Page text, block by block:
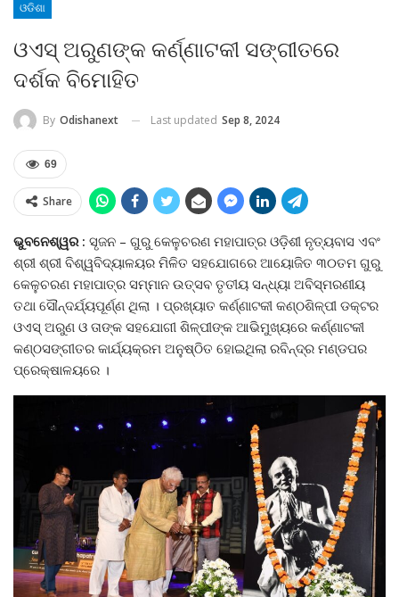
ଓଡିଶା
ଓଏସ୍‍ ଅରୁଣଙ୍କ କର୍ଣ୍ଣାଟକୀ ସଙ୍ଗୀତରେ
ଦର୍ଶକ ବିମୋହିତ
By Odishanext Last updated Sep 8, 2024
69
Share
ଭୁବନେଶ୍ୱର : ସୃଜନ – ଗୁରୁ କେଳୁଚରଣ ମହାପାତ୍ର ଓଡ଼ିଶୀ ନୃତ୍ୟବାସ ଏବଂ
ଶ୍ରୀ ଶ୍ରୀ ବିଶ୍ୱବିଦ୍ୟାଳୟର ମିଳିତ ସହଯୋଗରେ ଆୟୋଜିତ ୩୦ତମ ଗୁରୁ
କେଳୁଚରଣ ମହାପାତ୍ର ସମ୍ମାନ ଉତ୍ସବ ତୃତୀୟ ସନ୍ଧ୍ୟା ଅବିସ୍ମରଣୀୟ
ତଥା ସୌନ୍ଦର୍ଯ୍ୟପୂର୍ଣ୍ଣ ଥିଲା । ପ୍ରଖ୍ୟାତ କର୍ଣ୍ଣାଟକୀ କଣ୍ଠଶିଳ୍ପୀ ଡକ୍ଟର
ଓଏସ୍‍ ଅରୁଣ ଓ ତାଙ୍କ ସହଯୋଗୀ ଶିଳ୍ପୀଙ୍କ ଆଭିମୁଖ୍ୟରେ କର୍ଣ୍ଣାଟକୀ
କଣ୍ଠସଙ୍ଗୀତର କାର୍ଯ୍ୟକ୍ରମ ଅନୁଷ୍ଠିତ ହୋଇଥିଲା ରବିନ୍ଦ୍ର ମଣ୍ଡପର
ପ୍ରେକ୍ଷାଳୟରେ ।